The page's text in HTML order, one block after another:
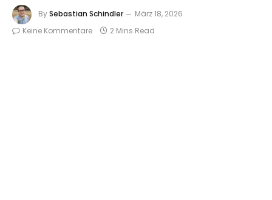
BySebastian Schindler
März 18, 2026
Keine Kommentare
2 Mins Read